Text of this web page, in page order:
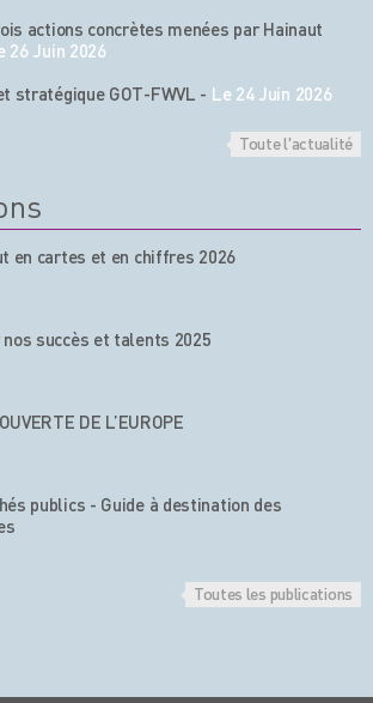
actions concrètes menées par Hainaut
26 Juin 2026
stratégique GOT-FWVL - Le 24 Juin 2026
Toute l'actualité
en cartes et en chiffres 2026
succès et talents 2025
DE L’EUROPE
publics - Guide à destination des
Toutes les publications